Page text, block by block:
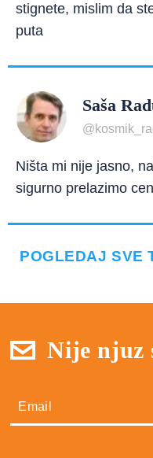
stignete, mislim da
puta
Saša
Ništa mi nije jasno,
sigurno prelazimo
POGLEDAJ SVE
Nije njuz